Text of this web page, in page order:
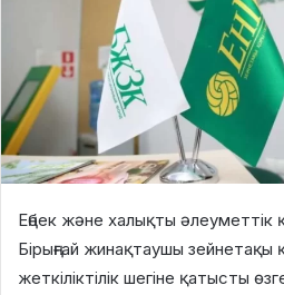
Еңбек және халықты әлеуметтік
Бірыңғай жинақтаушы
жеткіліктілік шегіне қатысты